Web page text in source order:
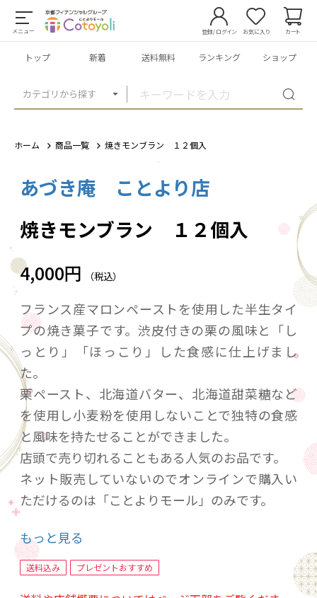
メニュー
カテゴリから探す
登録/ログイン お気に入り カート
トップ 新着 送料無料 ランキング ショップ
ホーム 商品一覧 焼きモンブラン １２個入
あづき庵 ことより店
焼きモンブラン １２個入
4,000円 （税込）
フランス産マロンペーストを使用した半生タイ
プの焼き菓子です。渋皮付きの栗の風味と「し
っとり」「ほっこり」した食感に仕上げまし
た。
栗ペースト、北海道バター、北海道甜菜糖など
を使用し小麦粉を使用しないことで独特の食感
と風味を持たせることができました。
店頭で売り切れることもある人気のお品です。
ネット販売していないのでオンラインで購入い
ただけるのは「ことよりモール」のみです。
上げいただくよりもお買い得となっております。
特定原材料：乳、卵 （同一のラインで小
もっと見る
送料込み プレゼントおすすめ